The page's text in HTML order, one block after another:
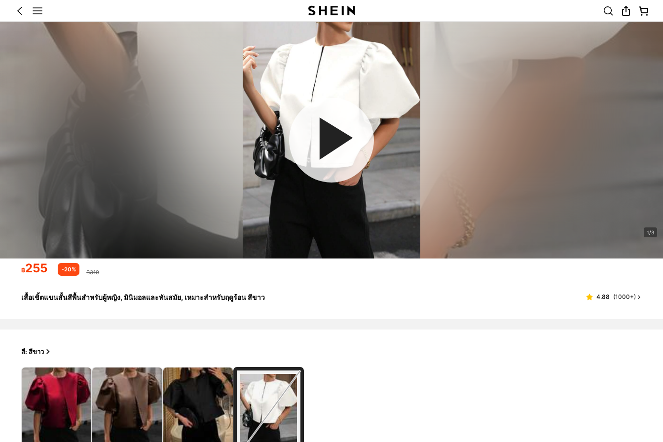
1/3
฿255 -20% ฿319
เสื้อเชิ้ตแขนสั้นสีพื้นสำหรับผู้หญิง, มินิมอลและทันสมัย, เหมาะสำหรับฤดูร้อน สีขาว 4.88 (1000+)
สี: สีขาว